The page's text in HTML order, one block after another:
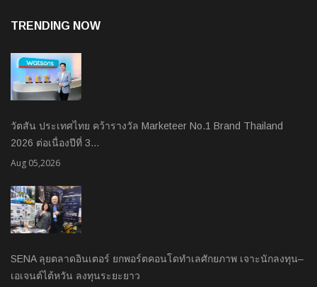
TRENDING NOW
วัตสัน ประเทศไทย คว้ารางวัล Marketeer No.1 Brand Thailand
2026 ต่อเนื่องปีที่ 3…
Aug 05,2026
SENA ลุยตลาดอินเตอร์ ยกพอร์ตคอนโดทำเลศักยภาพ เจาะนักลงทุน–
เอเจนต์ไต้หวัน ลงทุนระยะยาว